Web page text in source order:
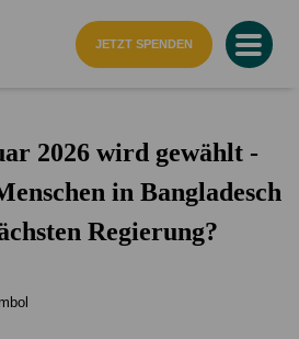
JETZT SPENDEN
2026 wird gewählt -
in Bangladesch
Regierung?